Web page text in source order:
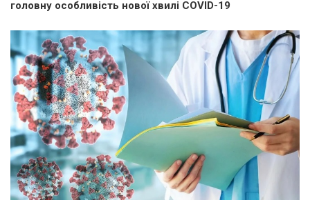
головну особливість нової хвилі COVID-19